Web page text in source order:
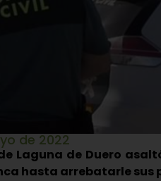
de 2022
Laguna de Duero
hasta arrebatarle sus